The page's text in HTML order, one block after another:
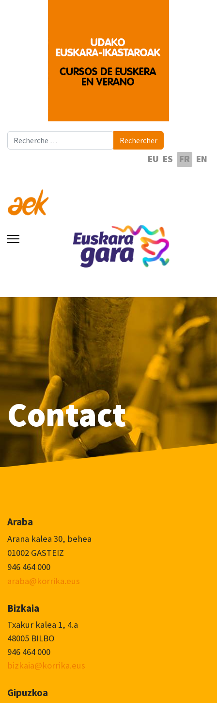
Rechercher Rechercher
EU ES FR EN
Contact
Araba
Arana kalea 30, behea
01002 GASTEIZ
946 464 000
araba@korrika.eus
Bizkaia
Txakur kalea 1, 4.a
48005 BILBO
946 464 000
bizkaia@korrika.eus
Gipuzkoa